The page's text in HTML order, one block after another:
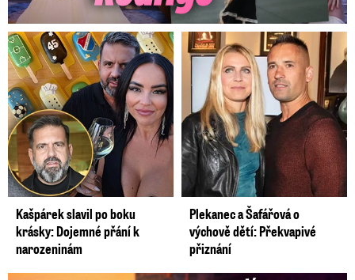
Kašpárek slavil po boku
krásky: Dojemné přání k
narozeninám
Plekanec a Šafářová o
výchově dětí: Překvapivé
přiznání